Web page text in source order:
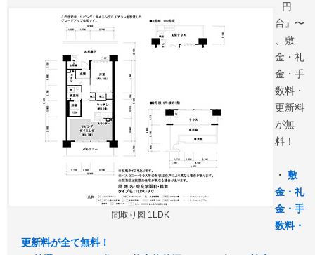
間取り図 1LDK
円
台』〜
、敷
金・礼
金・手
数料・
更新料
が無
料！
・ 敷
金・礼
金・手
数料・
更新料が全て無料！